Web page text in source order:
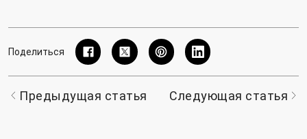
Поделиться
Предыдущая статья Следующая статья